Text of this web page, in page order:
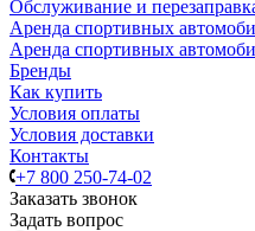
Обслуживание и
Аренда спортивных
Аренда спортивных
Бренды
Как купить
Условия оплаты
Условия доставки
Контакты
+7 800 250-74-02
Заказать звонок
Задать вопрос